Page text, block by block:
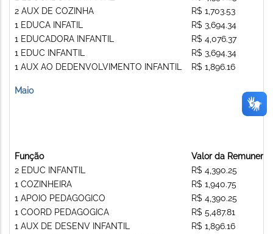
2 AUX DE COZINHA
1 EDUCA INFATIL
1 EDUCADORA INFANTIL
1 EDUC INFANTIL
1 AUX AO DEDENVOLVIMENTO INFANTIL
R$ 1,703.53
R$ 3,694.34
R$ 4,076.37
R$ 3,694.34
R$ 1,896.16
Maio
Função
2 EDUC INFANTIL
1 COZINHEIRA
1 APOIO PEDAGOGICO
1 COORD PEDAGOGICA
1 AUX DE DESENV INFANTIL
Valor da
R$ 4,390.25
R$ 1,940.75
R$ 4,390.25
R$ 5,487.81
R$ 1,896.16